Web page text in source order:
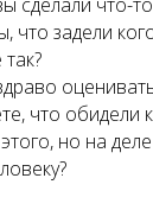
что задели
что обидели
но на